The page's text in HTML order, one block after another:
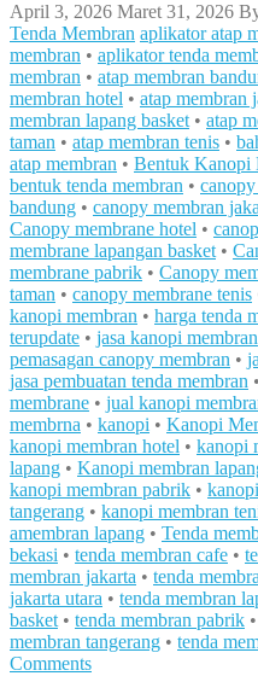
April 3, 2026 Maret 31, 2026
Tenda Membran aplikator atap
membran • aplikator tenda
membran • atap membran
membran hotel • atap membran
membran lapang basket • atap
taman • atap membran tenis •
atap membran • Bentuk Kanopi
bentuk tenda membran •
bandung • canopy membran
Canopy membrane hotel •
membrane lapangan basket •
membrane pabrik • Canopy
taman • canopy membrane tenis
kanopi membran • harga tenda
terupdate • jasa kanopi membran
pemasagan canopy membran •
jasa pembuatan tenda membran •
membrane • jual kanopi
membrna • kanopi • Kanopi
kanopi membran hotel • kanopi
lapang • Kanopi membran
kanopi membran pabrik •
tangerang • kanopi membran
amembran lapang • Tenda
bekasi • tenda membran cafe •
membran jakarta • tenda
jakarta utara • tenda membran
basket • tenda membran pabrik •
membran tangerang • tenda
Comments